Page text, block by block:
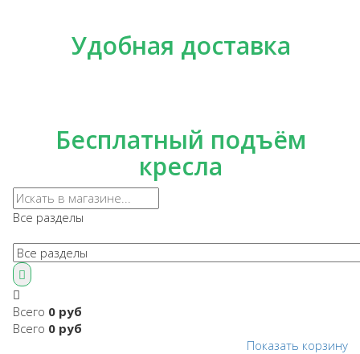
Удобная доставка
Бесплатный подъём
кресла
Все разделы
Всего 0 руб
Всего 0 руб
Показать корзину